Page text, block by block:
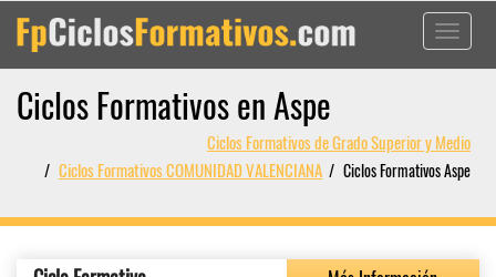
Toggle
Ciclos Formativos en Aspe
Ciclos Formativos de Grado Superior y Medio
Ciclos Formativos COMUNIDAD VALENCIANA
Ciclos Formativos Aspe